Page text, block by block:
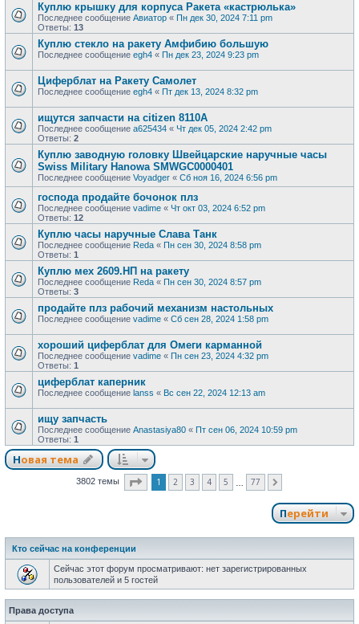
Куплю крышку для корпуса Ракета «кастрюлька»
Последнее сообщение Авиатор « Пн дек 30, 2024 7:11 pm
Ответы: 13
Куплю стекло на ракету Амфибию большую
Последнее сообщение egh4 « Пн дек 23, 2024 9:23 pm
Циферблат на Ракету Самолет
Последнее сообщение egh4 « Пт дек 13, 2024 8:32 pm
ищутся запчасти на citizen 8110A
Последнее сообщение a625434 « Чт дек 05, 2024 2:42 pm
Ответы: 2
Куплю заводную головку Швейцарские наручные часы
Swiss Military Hanowa SMWGC0000401
Последнее сообщение Voyadger « Сб ноя 16, 2024 6:56 pm
господа продайте бочонок плз
Последнее сообщение vadime « Чт окт 03, 2024 6:52 pm
Ответы: 12
Куплю часы наручные Слава Танк
Последнее сообщение Reda « Пн сен 30, 2024 8:58 pm
Ответы: 1
Куплю мех 2609.НП на ракету
Последнее сообщение Reda « Пн сен 30, 2024 8:57 pm
Ответы: 3
продайте плз рабочий механизм настольных
Последнее сообщение vadime « Сб сен 28, 2024 1:58 pm
хороший циферблат для Омеги карманной
Последнее сообщение vadime « Пн сен 23, 2024 4:32 pm
Ответы: 1
циферблат каперник
Последнее сообщение lanss « Вс сен 22, 2024 12:13 am
ищу запчасть
Последнее сообщение Anastasiya80 « Пт сен 06, 2024 10:59 pm
Ответы: 1
Новая тема
3802 темы Страница из
1 2 3 4 5 77
Перейти
Кто сейчас на конференции
Сейчас этот форум просматривают: нет зарегистрированных
пользователей и 5 гостей
Права доступа